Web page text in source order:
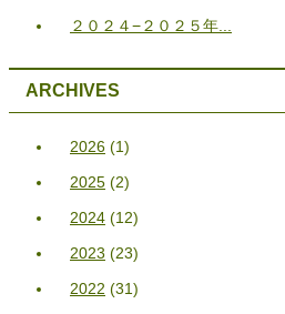
２０２４−２０２５年...
ARCHIVES
2026 (1)
2025 (2)
2024 (12)
2023 (23)
2022 (31)